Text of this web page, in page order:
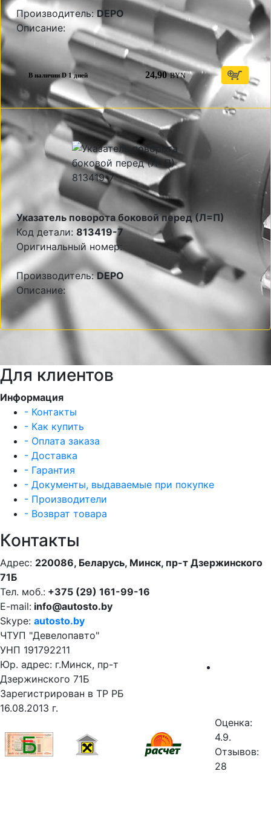
Производитель:DEPO
Описание:
В наличии D 1 дней 24,90 BYN
Указатель поворота боковой перед (Л=П)
Код детали: 813419-7
Оригинальный номер:
Производитель:DEPO
Описание:
Для клиентов
Информация
- Контакты
- Как купить
- Оплата заказа
- Доставка
- Гарантия
- Документы, выдаваемые при покупке
- Производители
- Возврат товара
Контакты
Адрес: 220086, Беларусь, Минск, пр-т Дзержинского
71Б
Тел. моб.: +375 (29) 161-99-16
E-mail: info@autosto.by
Skype: autosto.by
ЧТУП "Девелопавто"
УНП 191792211
Юр. адрес: г.Минск, пр-т
Дзержинского 71Б
Зарегистрирован в ТР РБ
16.08.2013 г.
Оценка:
4.9.
Отзывов:
28